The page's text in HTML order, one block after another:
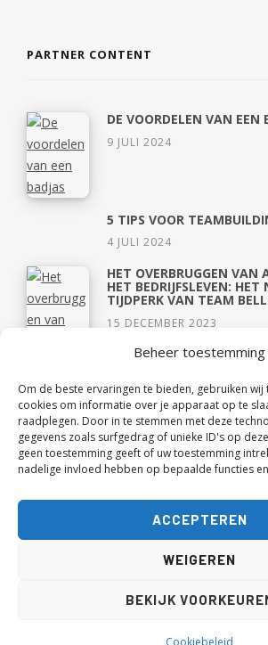
Beheer toestemming
Om de beste ervaringen te bieden, gebruiken
cookies om informatie over je apparaat op te
raadplegen. Door in te stemmen met deze
gegevens zoals surfgedrag of unieke ID's op
geen toestemming geeft of uw toestemming
nadelige invloed hebben op bepaalde functies
ACCEPTEREN
WEIGEREN
BEKIJK
Cookiebeleid
PARTNER CONTENT
DE VOORDELEN VAN EEN
9 JULI 2024
5 TIPS VOOR
4 JULI 2024
HET OVERBRUGGEN VAN
HET BEDRIJFSLEVEN: HET
TIJDPERK VAN TEAM
15 DECEMBER 2023
CAPSULE WARDROBE
VOOR TIENERS?
3 JUNI 2021
OP EEN DAG!